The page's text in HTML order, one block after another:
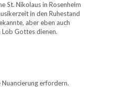
St. Nikolaus in Rosenheim
in den Ruhestand
aber eben auch
Gottes dienen.
erfordern.